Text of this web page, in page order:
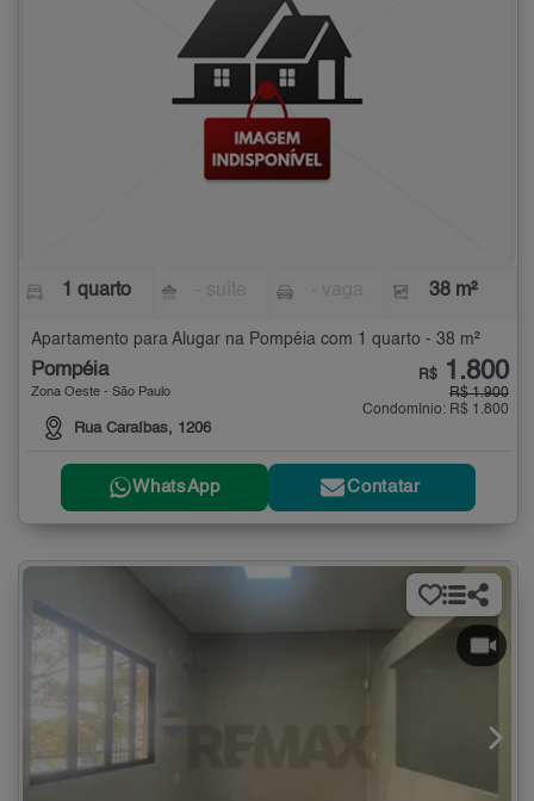
1 quarto 38 m²
Apartamento para Alugar na Pompéia com 1 quarto - 38 m²
Pompéia
Zona Oeste - São Paulo
Rua Caraíbas, 1206
R$ 1.800
R$ 1.900
Condomínio: R$ 1.800
WhatsApp Contatar